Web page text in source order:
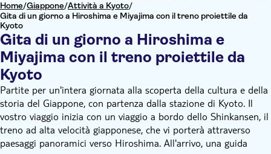
Home/Giappone/Attività a Kyoto/
Gita di un giorno a Hiroshima e Miyajima con il treno proiettile da
Kyoto
Gita di un giorno a Hiroshima e
Miyajima con il treno proiettile da
Kyoto
Partite per un'intera giornata alla scoperta della cultura e della
storia del Giappone, con partenza dalla stazione di Kyoto. Il
vostro viaggio inizia con un viaggio a bordo dello Shinkansen, il
treno ad alta velocità giapponese, che vi porterà attraverso
paesaggi panoramici verso Hiroshima. All'arrivo, una guida